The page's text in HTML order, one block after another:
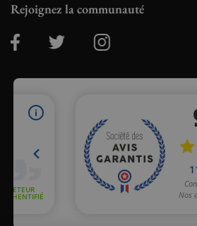
Rejoignez la communauté